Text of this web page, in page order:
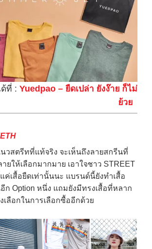
ที่ : Yuedpao – ยืดเปล่า ยังง๊าย ก็ไม่
ย้วย
สตรีทที่แท้จริง จะเห็นถึงลายสกรีนที่
ให้เลือกมากมาย เอาใจชาว STREET
ค่เสื้อยืดเท่านั้นนะ แบรนด์นี้ยังทำเสื้อ
ก Option หนึ่ง แถมยังมีทรงเสื้อที่หลาก
เลือกในการเลือกซื้ออีกด้วย